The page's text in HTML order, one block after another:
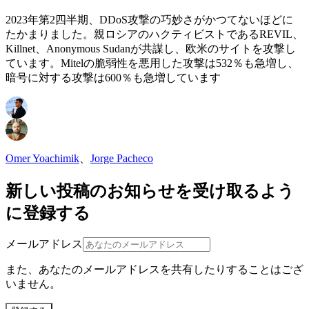
2023年第2四半期、DDoS攻撃の巧妙さがかつてないほどに
たかまりました。親ロシアのハクティビストであるREVIL、
Killnet、Anonymous Sudanが共謀し、欧米のサイトを攻撃し
ています。Mitelの脆弱性を悪用した攻撃は532％も急増し、
暗号に対する攻撃は600％も急増しています
Omer Yoachimik Jorge Pacheco
新しい投稿のお知らせを受け取るよう
に登録する
メールアドレス
また、あなたのメールアドレスを共有したりすることはござ
いません。